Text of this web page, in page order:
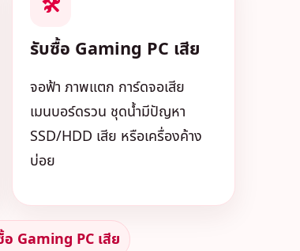
🛠️
รับซื้อ Gaming PC เสีย
จอฟ้า ภาพแตก การ์ดจอเสีย
เมนบอร์ดรวน ชุดน้ำมีปัญหา
SSD/HDD เสีย หรือเครื่องค้าง
บ่อย
อ Gaming PC เสีย